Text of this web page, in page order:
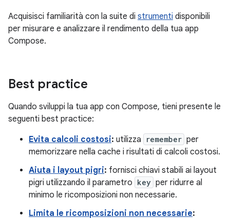
Acquisisci familiarità con la suite di strumenti disponibili
per misurare e analizzare il rendimento della tua app
Compose.
Best practice
Quando sviluppi la tua app con Compose, tieni presente le
seguenti best practice:
Evita calcoli costosi: utilizza remember per
memorizzare nella cache i risultati di calcoli costosi.
Aiuta i layout pigri: fornisci chiavi stabili ai layout
pigri utilizzando il parametro key per ridurre al
minimo le ricomposizioni non necessarie.
Limita le ricomposizioni non necessarie: